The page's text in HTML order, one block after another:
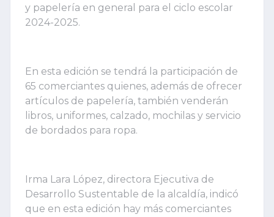
y papelería en general para el ciclo escolar
2024-2025.
En esta edición se tendrá la participación de
65 comerciantes quienes, además de ofrecer
artículos de papelería, también venderán
libros, uniformes, calzado, mochilas y servicio
de bordados para ropa.
Irma Lara López, directora Ejecutiva de
Desarrollo Sustentable de la alcaldía, indicó
que en esta edición hay más comerciantes